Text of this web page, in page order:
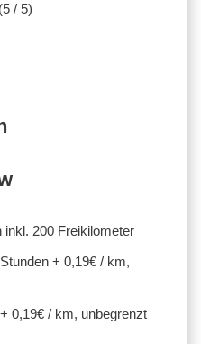
(5 / 5)
inkl. 200 Freikilometer
+ 0,19€ / km,
0,19€ / km, unbegrenzt